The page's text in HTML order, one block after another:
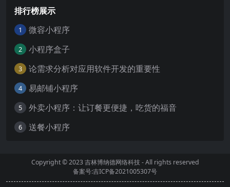
排行榜展示
1 微容小程序
2 小程序盒子
3 论需求分析对应用软件开发的重要性
4 易邮铺小程序
5 外卖小程序：让订餐更便捷，吃货的福音
6 送餐小程序
Copyright © 2023吉林博纳德网络科技- All rights reserved
备案号:吉ICP备2021005307号